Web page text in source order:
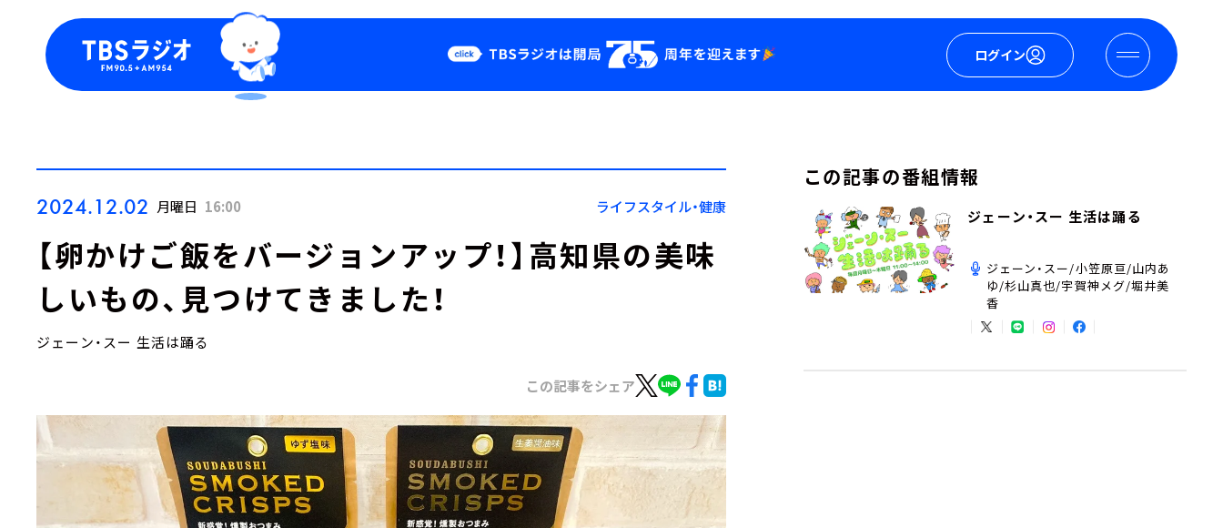
ログイン
Podcast
YouTube
会社情報
2024.12.02 月曜日 16:00 ライフスタイル・健康
【卵かけご飯をバージョンアップ！】高知県の美味
しいもの、見つけてきました！
ジェーン・スー 生活は踊る
この記事をシェア
この記事の番組情報
ジェーン・スー 生活は踊る
ジェーン・スー/小笠原亘/山内あ
ゆ/杉山真也/宇賀神メグ/堀井美
香